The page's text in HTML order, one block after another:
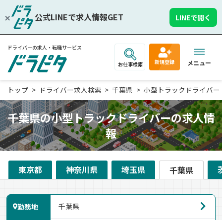
公式LINEで求人情報GET LINEで開く
ドライバーの求人・転職サービス
お仕事検索 新規登録 メニュー
トップ ドライバー求人検索 千葉県 小型トラックドライバー
千葉県の小型トラックドライバーの求人情
報
東京都 神奈川県 埼玉県 千葉県
勤務地